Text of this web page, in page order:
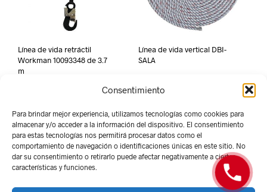
Consentimiento
Para brindar mejor experiencia, utilizamos tecnologías como cookies para
almacenar y/o acceder a la información del dispositivo. El consentimiento
para estas tecnologías nos permitirá procesar datos como el
comportamiento de navegación o identificaciones únicas en este sitio. No
dar su consentimiento o retirarlo puede afectar negativamente a ciertas
características y funciones.
Línea de vida retráctil
Workman 10093348 de 3.7
m
Línea de vida vertical DBI-
SALA